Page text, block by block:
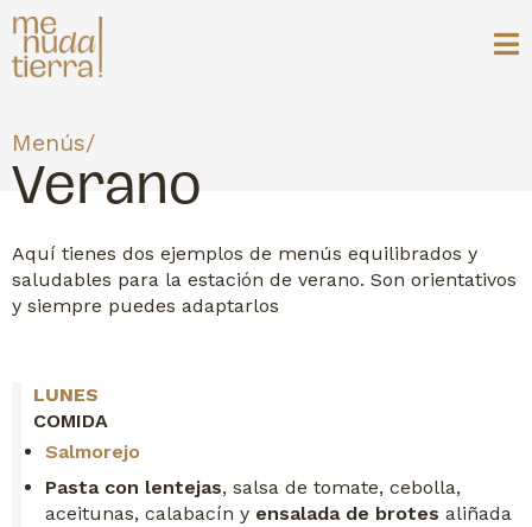
Menús/
Verano
Aquí tienes dos ejemplos de menús equilibrados y
saludables para la estación de verano. Son orientativos
y siempre puedes adaptarlos
LUNES
COMIDA
Salmorejo
Pasta con lentejas, salsa de tomate, cebolla,
aceitunas, calabacín y ensalada de brotes aliñada